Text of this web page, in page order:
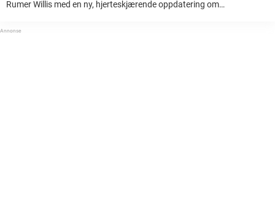
Rumer Willis med en ny, hjerteskjærende oppdatering om
Kanskje er det ikke ...